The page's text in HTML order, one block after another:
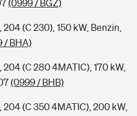
(0999 / BGZ)
(C 230), 150 kW, Benzin,
/ BHA)
(C 280 4MATIC), 170 kW,
(0999 / BHB)
(C 350 4MATIC), 200 kW,